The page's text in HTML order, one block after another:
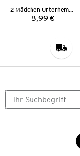
2 Mädchen Unterhemden
Preis:
8,99 €